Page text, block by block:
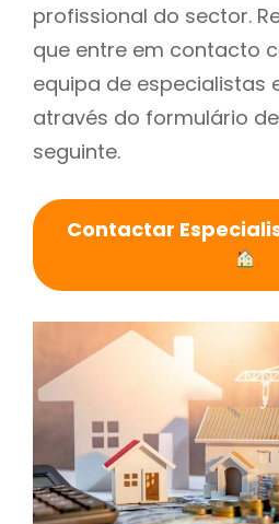
profissional do sector.
que entre em contacto
equipa de especialistas
através do formulário
seguinte.
Contactar